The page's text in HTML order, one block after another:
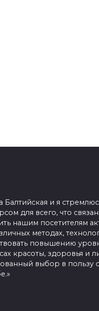
Балтийская и я
для всего, что
нашим посетителям
методах,
повышению
красоты, здоровья и
выбор в пользу